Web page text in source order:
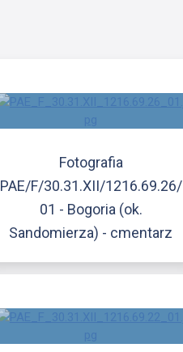
Fotografia
PAE/F/30.31.XII/1216.69.26/
01 - Bogoria (ok.
Sandomierza) - cmentarz